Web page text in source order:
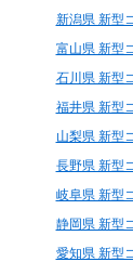
新潟県 新型
富山県 新型
石川県 新型
福井県 新型
山梨県 新型
長野県 新型
岐阜県 新型
静岡県 新型
愛知県 新型